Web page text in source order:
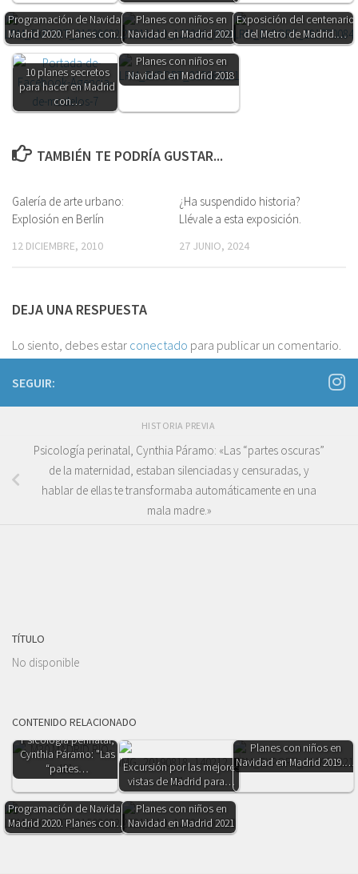
Programación de Navidad
Madrid 2020. Planes con…
Planes con niños en
Navidad en Madrid 2021
Exposición del centenario
del Metro de Madrid.…
10 planes secretos
para hacer en Madrid
con…
Planes con niños en
Navidad en Madrid 2018
TAMBIÉN TE PODRÍA GUSTAR...
Galería de arte urbano:
Explosión en Berlín
12 DICIEMBRE, 2010
¿Ha suspendido historia?
Llévale a esta exposición.
27 JUNIO, 2024
DEJA UNA RESPUESTA
Lo siento, debes estar conectado para publicar un comentario.
SEGUIR:
HISTORIA PREVIA
Psicología perinatal, Cynthia Páramo: «Las “partes oscuras”
de la maternidad, estaban silenciadas y censuradas, y
hablar de ellas te transformaba automáticamente en una
mala madre.»
TÍTULO
No disponible
CONTENIDO RELACIONADO
Psicología perinatal,
Cynthia Páramo: "Las
“partes…
Excursión por las mejores
vistas de Madrid para…
Planes con niños en
Navidad en Madrid 2019.…
Programación de Navidad
Madrid 2020. Planes con…
Planes con niños en
Navidad en Madrid 2021